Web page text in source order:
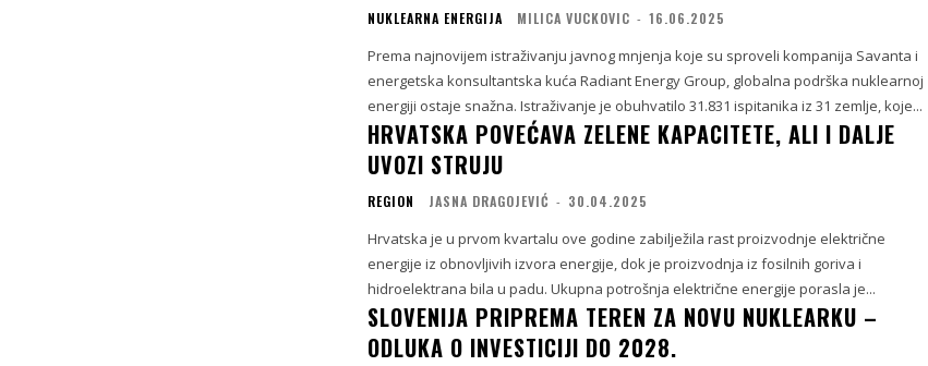
NUKLEARNA ENERGIJA MILICA VUCKOVIC - 16.06.2025
Prema najnovijem istraživanju javnog mnjenja koje su sproveli kompanija Savanta i
energetska konsultantska kuća Radiant Energy Group, globalna podrška nuklearnoj
energiji ostaje snažna. Istraživanje je obuhvatilo 31.831 ispitanika iz 31 zemlje, koje...
HRVATSKA POVEĆAVA ZELENE KAPACITETE, ALI I DALJE
UVOZI STRUJU
REGION JASNA DRAGOJEVIĆ - 30.04.2025
Hrvatska je u prvom kvartalu ove godine zabilježila rast proizvodnje električne
energije iz obnovljivih izvora energije, dok je proizvodnja iz fosilnih goriva i
hidroelektrana bila u padu. Ukupna potrošnja električne energije porasla je...
SLOVENIJA PRIPREMA TEREN ZA NOVU NUKLEARKU –
ODLUKA O INVESTICIJI DO 2028.